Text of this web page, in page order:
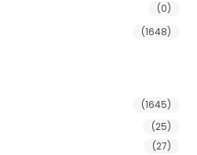
(0)
(1648)
(1645)
(25)
(27)